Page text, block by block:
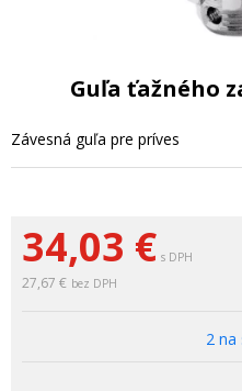
34,03 € s DPH
27,67 € bez DPH
2 na
Guľa ťažného
Závesná guľa pre príves